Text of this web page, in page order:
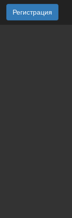
Регистрация